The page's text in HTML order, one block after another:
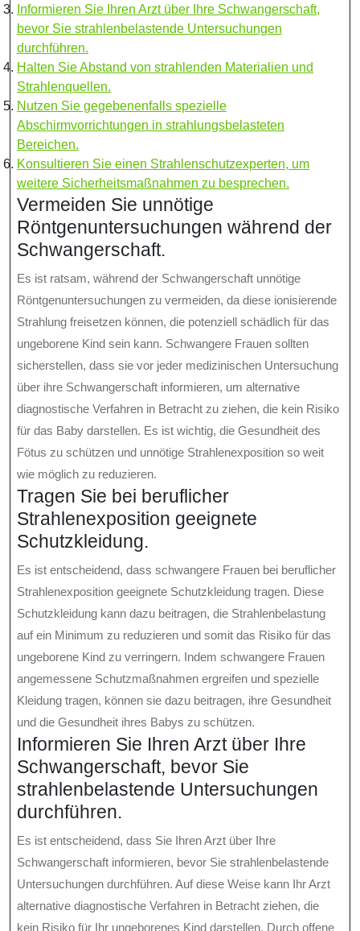
Informieren Sie Ihren Arzt über Ihre Schwangerschaft,
bevor Sie strahlenbelastende Untersuchungen
durchführen.
Halten Sie Abstand von strahlenden Materialien und
Strahlenquellen.
Nutzen Sie gegebenenfalls spezielle
Abschirmvorrichtungen in strahlungsbelasteten
Bereichen.
Konsultieren Sie einen Strahlenschutzexperten, um
weitere Sicherheitsmaßnahmen zu besprechen.
Vermeiden Sie unnötige
Röntgenuntersuchungen während der
Schwangerschaft.
Es ist ratsam, während der Schwangerschaft unnötige
Röntgenuntersuchungen zu vermeiden, da diese ionisierende
Strahlung freisetzen können, die potenziell schädlich für das
ungeborene Kind sein kann. Schwangere Frauen sollten
sicherstellen, dass sie vor jeder medizinischen Untersuchung
über ihre Schwangerschaft informieren, um alternative
diagnostische Verfahren in Betracht zu ziehen, die kein Risiko
für das Baby darstellen. Es ist wichtig, die Gesundheit des
Fötus zu schützen und unnötige Strahlenexposition so weit
wie möglich zu reduzieren.
Tragen Sie bei beruflicher
Strahlenexposition geeignete
Schutzkleidung.
Es ist entscheidend, dass schwangere Frauen bei beruflicher
Strahlenexposition geeignete Schutzkleidung tragen. Diese
Schutzkleidung kann dazu beitragen, die Strahlenbelastung
auf ein Minimum zu reduzieren und somit das Risiko für das
ungeborene Kind zu verringern. Indem schwangere Frauen
angemessene Schutzmaßnahmen ergreifen und spezielle
Kleidung tragen, können sie dazu beitragen, ihre Gesundheit
und die Gesundheit ihres Babys zu schützen.
Informieren Sie Ihren Arzt über Ihre
Schwangerschaft, bevor Sie
strahlenbelastende Untersuchungen
durchführen.
Es ist entscheidend, dass Sie Ihren Arzt über Ihre
Schwangerschaft informieren, bevor Sie strahlenbelastende
Untersuchungen durchführen. Auf diese Weise kann Ihr Arzt
alternative diagnostische Verfahren in Betracht ziehen, die
kein Risiko für Ihr ungeborenes Kind darstellen. Durch offene